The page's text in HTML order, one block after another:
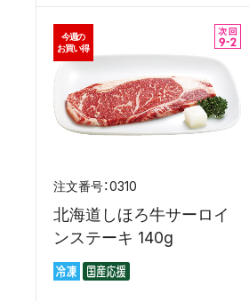
0310
北海道しほろ牛サーロイ
ンステーキ 140g
今週の
お買い得